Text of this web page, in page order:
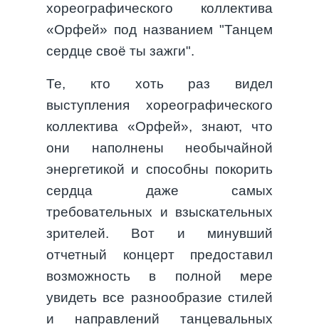
хореографического коллектива
«Орфей» под названием "Танцем
сердце своё ты зажги".
Те, кто хоть раз видел
выступления хореографического
коллектива «Орфей», знают, что
они наполнены необычайной
энергетикой и способны покорить
сердца даже самых
требовательных и взыскательных
зрителей. Вот и минувший
отчетный концерт предоставил
возможность в полной мере
увидеть все разнообразие стилей
и направлений танцевальных